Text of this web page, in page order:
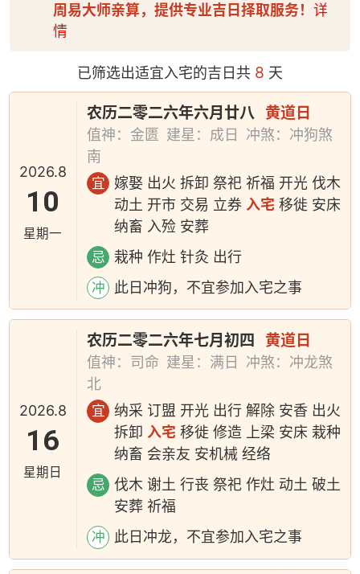
周易大师亲算，提供专业吉日择取服务！ 详
情
已筛选出适宜入宅的吉日共 8 天
2026.8
10
星期一
农历二零二六年六月廿八 黄道日
值神：金匮 建星：成日
冲煞：冲狗煞
南
宜
嫁娶 出火 拆卸 祭祀 祈福 开光 伐木
动土 开市 交易 立券 入宅 移徙 安床
纳畜 入殓 安葬
忌 栽种 作灶 针灸 出行
冲 此日冲狗，不宜参加入宅之事
2026.8
16
星期日
农历二零二六年七月初四 黄道日
值神：司命 建星：满日
冲煞：冲龙煞
北
宜
纳采 订盟 开光 出行 解除 安香 出火
拆卸入宅 移徙 修造 上梁 安床 栽种
纳畜 会亲友 安机械 经络
忌
伐木 谢土 行丧 祭祀 作灶 动土 破土
安葬 祈福
冲 此日冲龙，不宜参加入宅之事